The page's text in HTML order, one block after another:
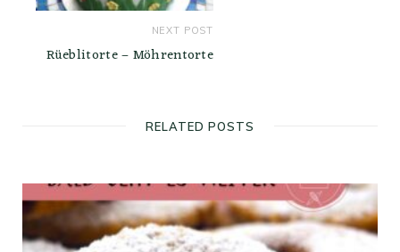
NEXT POST
Rüeblitorte – Möhrentorte
RELATED POSTS